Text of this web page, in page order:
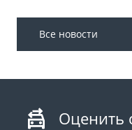
Все новости
Оценить